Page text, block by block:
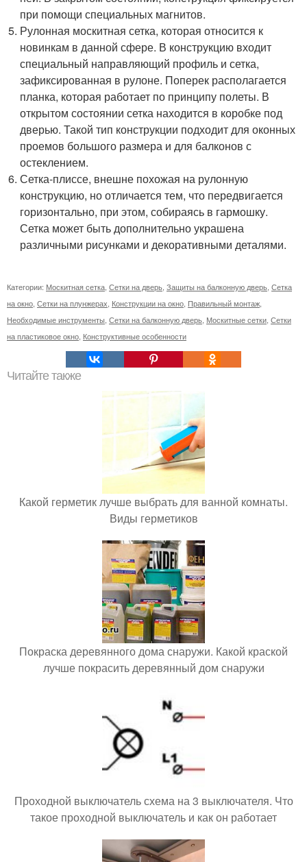
при помощи специальных магнитов.
Рулонная москитная сетка, которая относится к
новинкам в данной сфере. В конструкцию входит
специальный направляющий профиль и сетка,
зафиксированная в рулоне. Поперек располагается
планка, которая работает по принципу полеты. В
открытом состоянии сетка находится в коробке под
дверью. Такой тип конструкции подходит для оконных
проемов большого размера и для балконов с
остеклением.
Сетка-плиссе, внешне похожая на рулонную
конструкцию, но отличается тем, что передвигается
горизонтально, при этом, собираясь в гармошку.
Сетка может быть дополнительно украшена
различными рисунками и декоративными деталями.
Категории: Москитная сетка Сетки на дверь Защиты на балконную дверь Сетка
на окно Сетки на плунжерах Конструкции на окно Правильный монтаж
Необходимые инструменты Сетки на балконную дверь Москитные сетки Сетки
на пластиковое окно Конструктивные особенности
Читайте также
Какой герметик лучше выбрать для ванной комнаты.
Виды герметиков
Покраска деревянного дома снаружи. Какой краской
лучше покрасить деревянный дом снаружи
Проходной выключатель схема на 3 выключателя. Что
такое проходной выключатель и как он работает